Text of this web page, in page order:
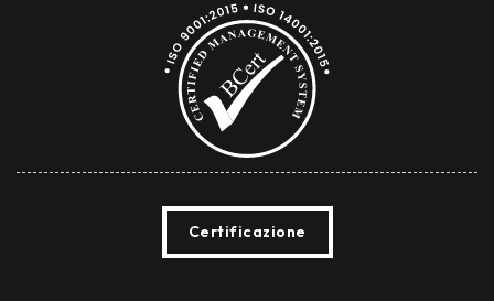
Certificazione